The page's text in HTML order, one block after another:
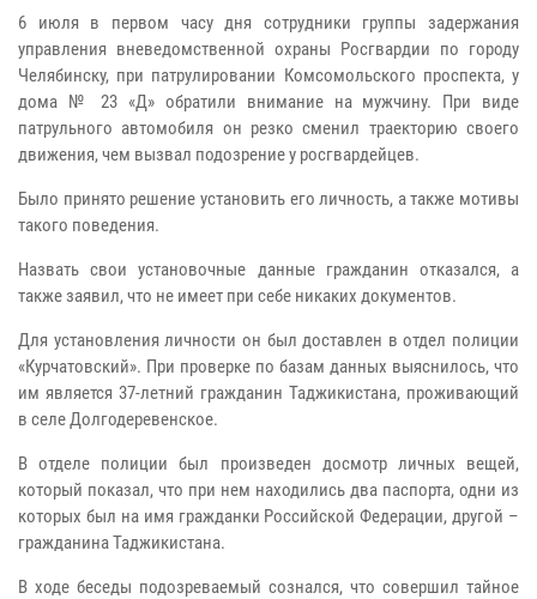
6 июля в первом часу дня сотрудники группы задержания
управления вневедомственной охраны Росгвардии по городу
Челябинску, при патрулировании Комсомольского проспекта, у
дома № 23 «Д» обратили внимание на мужчину. При виде
патрульного автомобиля он резко сменил траекторию своего
движения, чем вызвал подозрение у росгвардейцев.
Было принято решение установить его личность, а также мотивы
такого поведения.
Назвать свои установочные данные гражданин отказался, а
также заявил, что не имеет при себе никаких документов.
Для установления личности он был доставлен в отдел полиции
«Курчатовский». При проверке по базам данных выяснилось, что
им является 37-летний гражданин Таджикистана, проживающий
в селе Долгодеревенское.
В отделе полиции был произведен досмотр личных вещей,
который показал, что при нем находились два паспорта, одни из
которых был на имя гражданки Российской Федерации, другой –
гражданина Таджикистана.
В ходе беседы подозреваемый сознался, что совершил тайное